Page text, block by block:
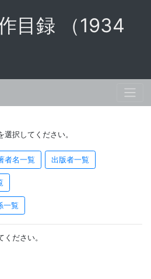
目録 （1934
択してください。
者名一覧 出版者一覧
一覧
ださい。